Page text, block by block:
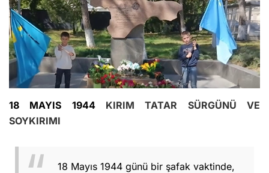
18 MAYIS 1944 KIRIM TATAR SÜRGÜNÜ VE
SOYKIRIMI
18 Mayıs 1944 günü bir şafak vaktinde,